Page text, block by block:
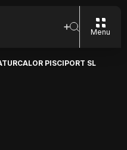
Menu
PISCIPORT SL